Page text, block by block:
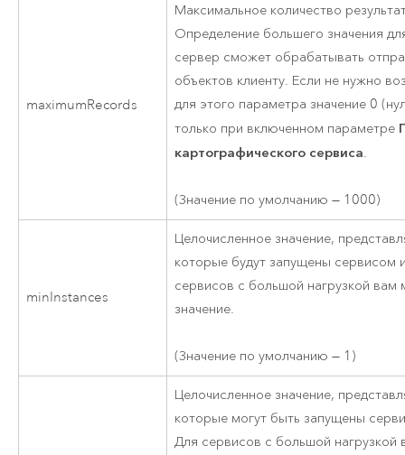
maximumRecords
Максимальное количество
Определение большего значения
сервер сможет обрабатывать
объектов клиенту. Если не нужно
для этого параметра значение 0
только при включенном параметре
картографического сервиса.
(Значение по умолчанию — 1000)
minInstances
Целочисленное значение,
которые будут запущены сервисом
сервисов с большой нагрузкой вам
значение.
(Значение по умолчанию — 1)
Целочисленное значение,
которые могут быть запущены
Для сервисов с большой нагрузкой